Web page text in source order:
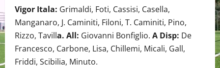
Vigor Itala: Grimaldi, Foti, Cassisi, Casella,
Manganaro, J. Caminiti, Filoni, T. Caminiti, Pino,
Rizzo, Tavilla. All: Giovanni Bonfiglio. A Disp: De
Francesco, Carbone, Lisa, Chillemi, Micali, Gall,
Friddi, Scibilia, Minuto.